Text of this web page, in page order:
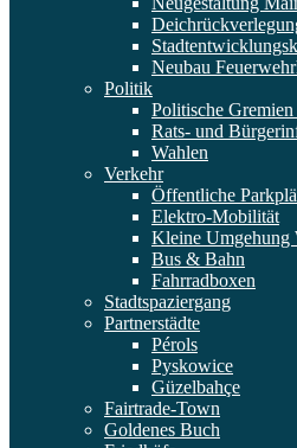
Neubau
Politik
Politische Gremien
Rats- und
Wahlen
Verkehr
Öffentliche
Elektro-Mobilität
Kleine Umgehung
Bus & Bahn
Fahrradboxen
Stadtspaziergang
Partnerstädte
Pérols
Pyskowice
Güzelbahçe
Fairtrade-Town
Goldenes Buch